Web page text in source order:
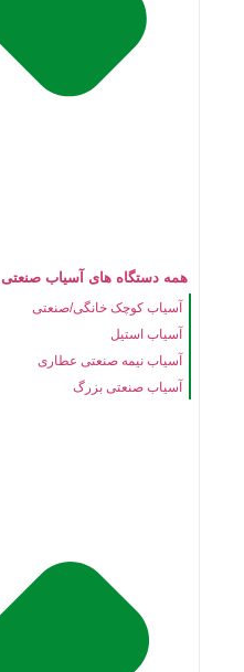
همه دستگاه های آسیاب صنعتی
آسیاب کوچک خانگی/صنعتی
آسیاب استیل
آسیاب نیمه صنعتی عطاری
آسیاب صنعتی بزرگ